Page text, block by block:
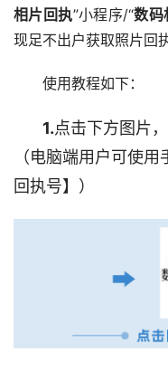
相片回执”小程序/“数码
现足不出户获取照片回执
使用教程如下：
1.点击下方图片
（电脑端用户可使
回执号】）